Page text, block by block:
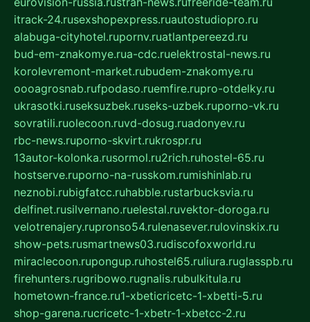
itrack-24.rusexshopexpress.ruautostudiopro.ru
alabuga-cityhotel.rupornv.ruatlantpereezd.ru
bud-em-znakomye.rua-cdc.ruelektrostal-news.ru
korolevremont-market.rubudem-znakomye.ru
oooagrosnab.rufpodaso.ruemfire.rupro-otdelky.ru
ukrasotki.ruseksuzbek.ruseks-uzbek.ruporno-vk.ru
sovratili.ruolecoon.ruvd-dosug.ruadonyev.ru
rbc-news.ruporno-skvirt.rukrospr.ru
13autor-kolonka.rusormol.ru2rich.ruhostel-65.ru
hostserve.ruporno-na-russkom.rumishinlab.ru
neznobi.rubigfatcc.ruhabble.rustarbucksvia.ru
delfinet.rusilvernano.ruelestal.ruvektor-doroga.ru
velotrenajery.rupronso54.rulenasever.rulovinskix.ru
show-pets.rusmartnews03.rudiscofoxworld.ru
miraclecoon.rupongup.ruhostel65.ruliura.ruglasspb.ru
firehunters.rugribowo.rugnalis.rubulkitula.ru
hometown-france.ru1-xbeticricetc-1-xbetti-5.ru
shop-garena.rucricetc-1-xbetr-1-xbetcc-2.ru